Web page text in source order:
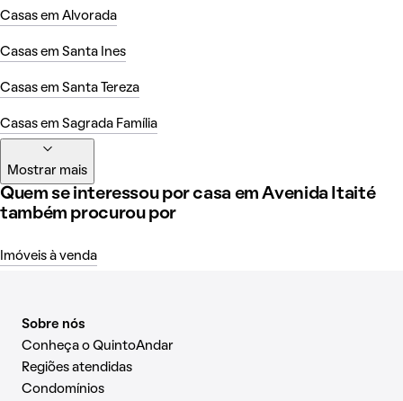
Casas em Alvorada
Casas em Santa Ines
Casas em Santa Tereza
Casas em Sagrada Família
Mostrar mais
Quem se interessou por casa em Avenida Itaité
também procurou por
Imóveis à venda
Sobre nós
Conheça o QuintoAndar
Regiões atendidas
Condomínios